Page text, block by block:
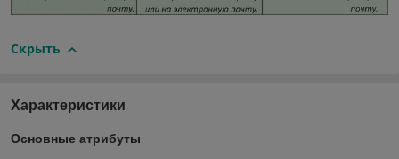
Скрыть
Характеристики
Основные атрибуты